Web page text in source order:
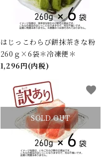
はじっこわらび餅抹茶きな粉
260ｇ×6袋＊冷凍便＊
1,296円(内税)
SOLD OUT
favorite